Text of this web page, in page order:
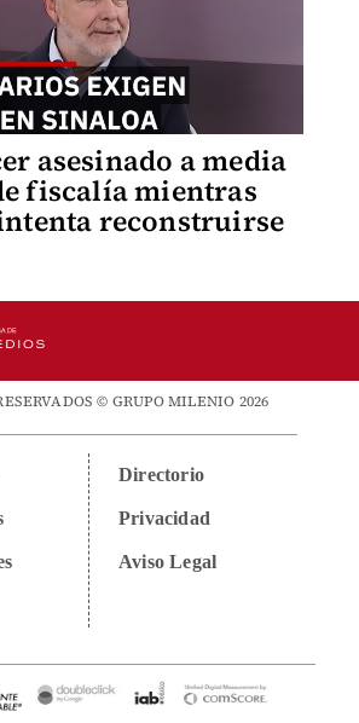
asesinado a media
fiscalía mientras
reconstruirse
© GRUPO MILENIO 2026
Directorio
Privacidad
Aviso Legal